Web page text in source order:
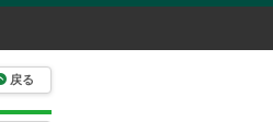
戻る